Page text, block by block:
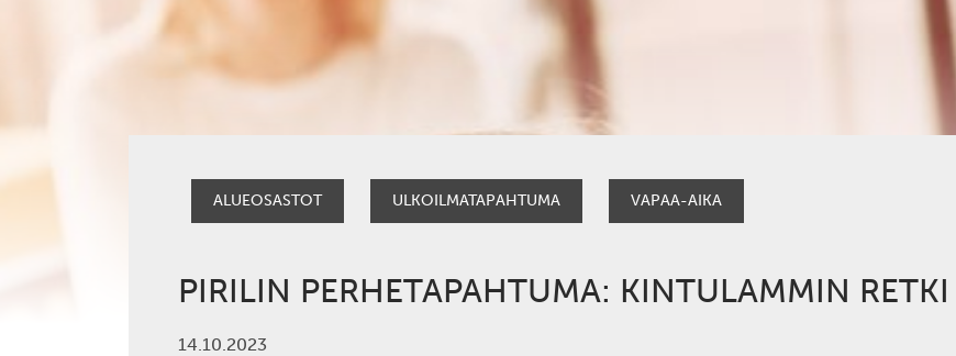
ALUEOSASTOT ULKOILMATAPAHTUMA VAPAA-AIKA
PIRILIN PERHETAPAHTUMA: KINTULAMMIN RETKI
14.10.2023